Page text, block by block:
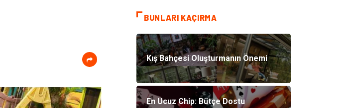
BUNLARI KAÇIRMA
Kış Bahçesi Oluşturmanın Önemi
En Ucuz Chip: Bütçe Dostu